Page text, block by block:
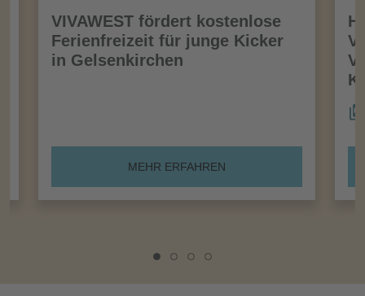
VIVAWEST fördert kostenlose
Ferienfreizeit für junge Kicker
in Gelsenkirchen
MEHR ERFAHREN